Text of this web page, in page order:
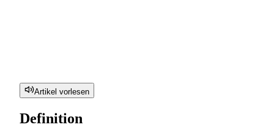
Artikel vorlesen
Definition